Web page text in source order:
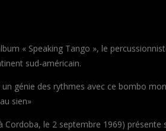
« Speaking Tango », le
sud-américain.
génie des rythmes avec ce bombo
sien»
Cordoba, le 2 septembre 1969) présente